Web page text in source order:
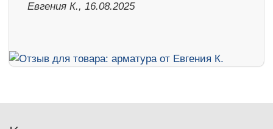
Евгения К., 16.08.2025